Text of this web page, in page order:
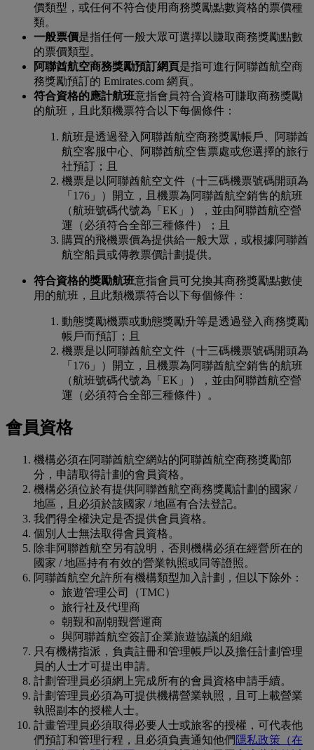
價類型，或任何不符合使用商務獎勵點數資格的票價種
類。
一般票價是指任何一般大眾可選擇以賺取商務獎勵點數
的票價類型。
阿聯酋航空商務獎勵預訂網頁是指可進行阿聯酋航空商
務獎勵預訂的 Emirates.com 網頁。
符合資格的應計航班意指會員符合資格可賺取商務獎勵
的航班，且此類機票符合以下每個條件：
航班是透過登入阿聯酋航空商務獎勵帳戶、阿聯酋
航空客服中心、阿聯酋航空售票處或您選擇的旅行
社預訂；且
機票是以阿聯酋航空文件（十三碼機票號碼開頭為
「176」）開立，且機票為阿聯酋航空銷售的航班
（航班號碼代號為「EK」），並由阿聯酋航空營
運（必須符合全部三種條件）；且
購買的飛機票價為提供給一般大眾，或根據阿聯酋
航空船員或傳教票價計劃提供。
符合資格的獎勵航班意指會員可兌換其商務獎勵點數使
用的航班，且此類機票符合以下每個條件：
動態獎勵機票或動態獎勵升等是透過登入商務獎勵
帳戶而預訂；且
機票是以阿聯酋航空文件（十三碼機票號碼開頭為
「176」）開立，且機票為阿聯酋航空銷售的航班
（航班號碼代號為「EK」），並由阿聯酋航空營
運（必須符合全部三種條件）。
會員資格
機構必須在阿聯酋航空網站的阿聯酋航空商務獎勵部
分，申請取得計劃的會員資格。
機構必須位於有提供阿聯酋航空商務獎勵計劃的國家 /
地區，且必須於該國家 / 地區有合法登記。
我們得全權決定是否提供會員資格。
個別人士無法取得會員資格。
除非阿聯酋航空另有說明，否則機構必須在經營所在的
國家 / 地區持有有效的營業執照或同等證照。
阿聯酋航空允許所有機構類型加入計劃，但以下除外：
旅遊管理公司（TMC）
旅行社及代理商
朝覲和副朝覲營運商
與阿聯酋航空簽訂企業旅遊協議的組織
只有機構指派，負責註冊和管理帳戶以及擔任計劃管理
員的人士才可提出申請。
計劃管理員必須網上完成所有的會員資格申請手續。
計劃管理員必須為可提供機構營業執照，且可上載營業
執照副本的授權人士。
計畫管理員必須取得必要人士或旅客的授權，可代表他
們預訂和管理行程，且必須負責通知他們 隱私政策 （在